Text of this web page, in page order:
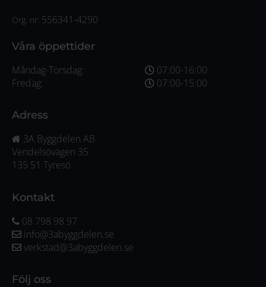
Org. nr: 556341-4290
Våra öppettider
Måndag-Torsdag:
Fredag:
07:00-16:00
07:00-15:00
Adress
3A Byggdelen AB
Vendelsövägen 35
135 51 Tyresö
Kontakt
08 798 98 97
info@3abyggdelen.se
verkstad@3abyggdelen.se
Följ oss